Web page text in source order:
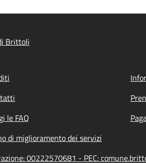
Brittoli
le FAQ
di miglioramento dei servizi
00222570681 - PEC: